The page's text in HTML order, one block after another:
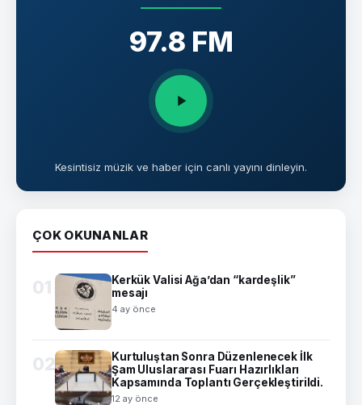
97.8 FM
Kesintisiz müzik ve haber için canlı yayını dinleyin.
ÇOK OKUNANLAR
01
Kerkük Valisi Ağa’dan “kardeşlik”
mesajı
4 ay önce
02
Kurtuluştan Sonra Düzenlenecek İlk
Şam Uluslararası Fuarı Hazırlıkları
Kapsamında Toplantı Gerçekleştirildi.
12 ay önce